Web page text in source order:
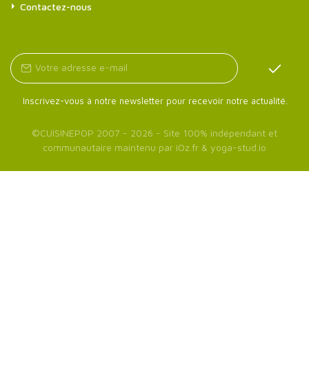
Contactez-nous
Inscrivez-vous à notre newsletter pour recevoir notre actualité.
©CUISINEPOP 2007 - 2026 - Site 100% indépendant et
communautaire maintenu par iOz.fr & yoga-stud.io